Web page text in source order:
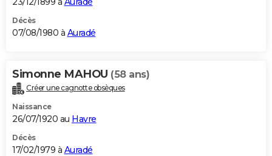
Décès
07/08/1980 à Auradé
Simonne MAHOU (58 ans)
Créer une cagnotte obsèques
Naissance
26/07/1920 au Havre
Décès
17/02/1979 à Auradé